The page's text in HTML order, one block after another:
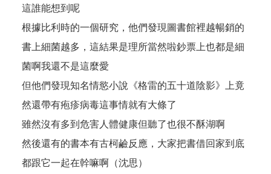
這誰能想到呢
根據比利時的一個研究，他們發現圖書館裡越暢銷的
書上細菌越多，這結果是理所當然啦鈔票上也都是細
菌啊我還不是這麼愛
但他們發現知名情慾小說《格雷的五十道陰影》上竟
然還帶有疱疹病毒這事情就有大條了
雖然沒有多到危害人體健康但聽了也很不酥湖啊
然後還有的書本有古柯鹼反應，大家把書借回家到底
都跟它一起在幹嘛啊（沈思）